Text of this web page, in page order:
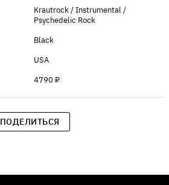
Krautrock / Instrumental /
Psychedelic Rock
Black
USA
4790 ₽
ПОДЕЛИТЬСЯ